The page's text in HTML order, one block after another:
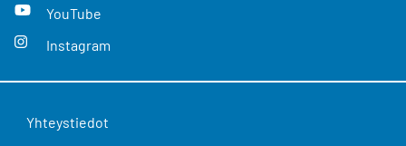
YouTube
Instagram
Yhteystiedot